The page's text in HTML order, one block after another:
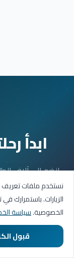
ابدأ
الرئيسية
الزيارات.
الخصوصية.سياسة
قبول